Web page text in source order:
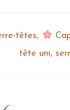
têtes,
tête uni,